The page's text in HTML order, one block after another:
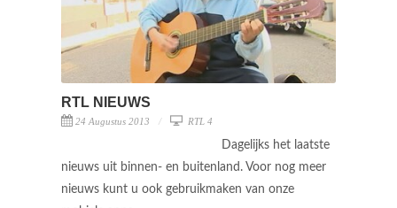
RTL NIEUWS
24 Augustus 2013 RTL 4
Dagelijks het laatste
nieuws uit binnen- en buitenland. Voor nog meer
nieuws kunt u ook gebruikmaken van onze